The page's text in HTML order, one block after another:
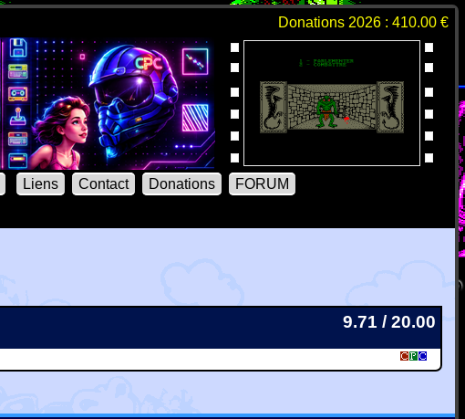
Donations 2026 : 410.00 €
Liens Contact Donations
FORUM
9.71 / 20.00